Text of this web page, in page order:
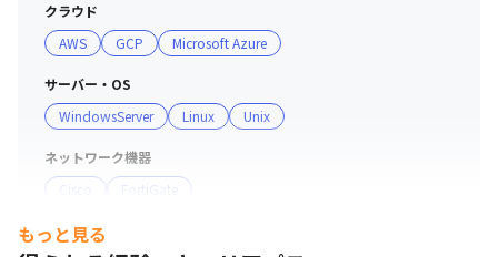
クラウド
AWS
GCP Microsoft Azure
サーバー・OS
WindowsServer
Linux Unix
ネットワーク機器
Cisco
FortiGate
もっと見る